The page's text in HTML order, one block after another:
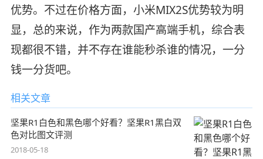
优势。不过在价格方面，小米MIX2S优势较为明
显，总的来说，作为两款国产高端手机，综合表
现都很不错，并不存在谁能秒杀谁的情况，一分
钱一分货吧。
相关文章
坚果R1白色和黑色哪个好看？坚果R1黑白双
色对比图文评测
2018-05-18